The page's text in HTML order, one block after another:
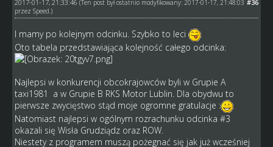
#36
2017-01-17, 21:33:46 (Ten post był ostatnio modyfikowany: 2017-01-17, 21:48:03
przez Speed.)
I mamy po kolejnym odcinku. Szybko to leci
Oto tabela przedstawiająca kolejność całego odcinka:
Najlepsi w konkurencji obcokrajowców byli w Grupie A
taxi1981 a w Grupie B RKS Motor Lublin. Dla obydwu to
pierwsze zwycięstwo stąd moje ogromne gratulacje :
Natomiast najlepsi w ogólnym rozrachunku odcinka #3
okazali się Wisła Grudziądz oraz ROW.
Niestety z programem muszą pożegnać się jak już wcześniej